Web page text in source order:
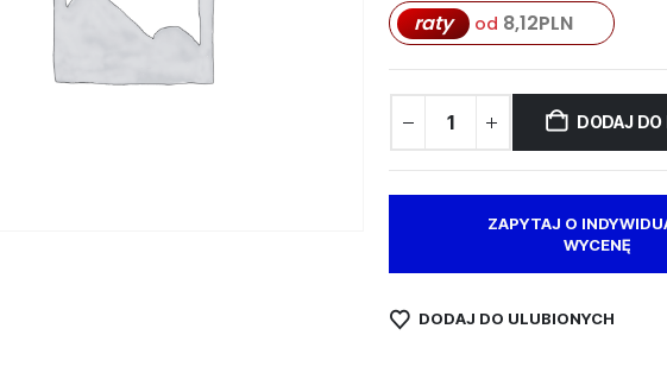
raty od 8,12PLN
DODAJ
ZAPYTAJ O
WYCENĘ
DODAJ DO ULUBIONYCH